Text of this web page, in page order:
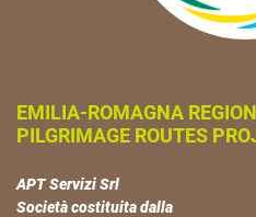
EMILIA-ROMAGNA
PILGRIMAGE ROUTES
APT Servizi Srl
Società costituita dalla